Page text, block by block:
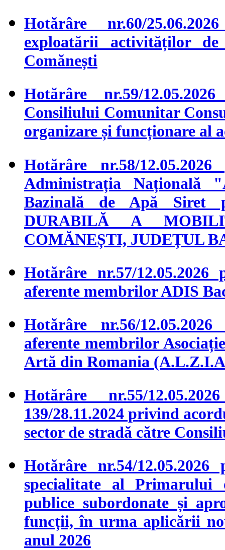
Hotărâre nr.60/
exploatării activităților
Comănești
Hotărâre nr.59/
Consiliului Comunitar
organizare și funcționare al
Hotărâre nr.58/
Administrația Națională
Bazinală de Apă Siret
DURABILĂ A
COMĂNEȘTI, JUDEȚUL
Hotărâre nr.57/
aferente membrilor ADIS
Hotărâre nr.56/
aferente membrilor
Artă din Romania
Hotărâre nr.55/
139/28.11.2024 privind
sector de stradă către
Hotărâre nr.54/
specialitate al Primarului
publice subordonate și
funcții, în urma aplicării
anul 2026